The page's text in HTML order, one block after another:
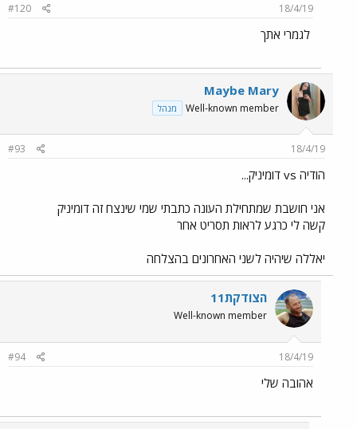
18/4/19
#120
לגמרי אתך
Maybe Mary
Well-known member מנהל
18/4/19
#93
הודיה vs דומיניק...
אני חושבת שמתחילת העונה כתבתי שמי שינצח זה דומיניק
קשה לי כרגע לראות תסריט אחר
יאללה שיהיה לשני האחרונים בהצלחה
הצודקת11
Well-known member
18/4/19
#94
אהובה שלי